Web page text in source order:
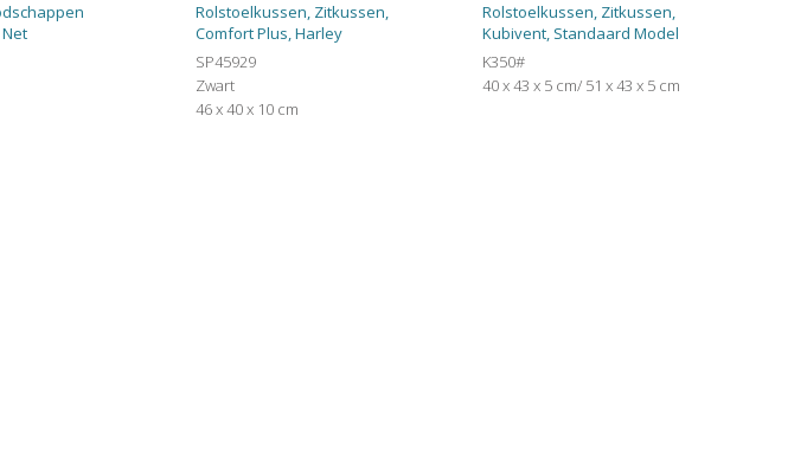
Rolstoelkussen, Zitkussen,
Comfort Plus, Harley
SP45929
Zwart
46 x 40 x 10 cm
Rolstoelkussen, Zitkussen,
Kubivent, Standaard Model
K350#
40 x 43 x 5 cm/ 51 x 43 x 5 cm